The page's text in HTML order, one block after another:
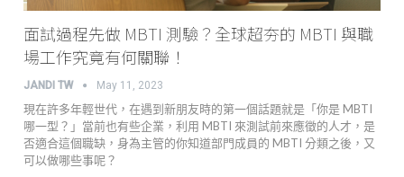
面試過程先做 MBTI 測驗？全球超夯的 MBTI 與職
場工作究竟有何關聯！
JANDI TW May 11, 2023
現在許多年輕世代，在遇到新朋友時的第一個話題就是「你是 MBTI
哪一型？」當前也有些企業，利用 MBTI 來測試前來應徵的人才，是
否適合這個職缺，身為主管的你知道部門成員的 MBTI 分類之後，又
可以做哪些事呢？